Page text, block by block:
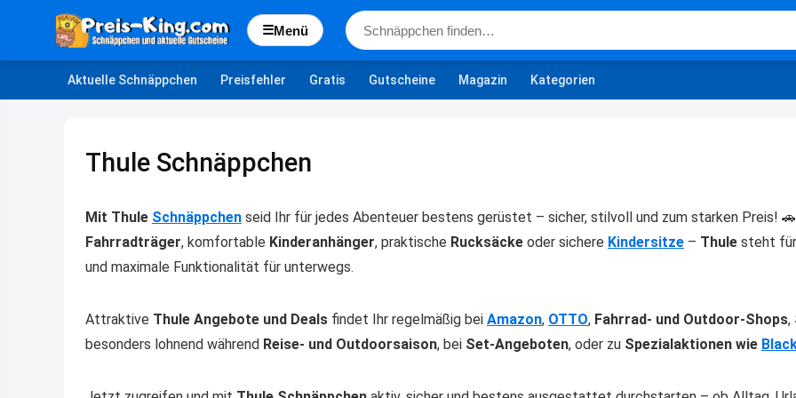
☰Menü
Aktuelle Schnäppchen Preisfehler Gratis Gutscheine Magazin Kategorien
Thule Schnäppchen
Mit Thule Schnäppchen seid Ihr für jedes Abenteuer bestens gerüstet – sicher, stilvoll und zum starken Preis!
Fahrradträger, komfortable Kinderanhänger, praktische Rucksäcke oder sichere Kindersitze – Thule steht für
und maximale Funktionalität für unterwegs.
Attraktive Thule Angebote und Deals findet Ihr regelmäßig bei Amazon, OTTO, Fahrrad- und Outdoor-Shops,
besonders lohnend während Reise- und Outdoorsaison, bei Set-Angeboten, oder zu Spezialaktionen wie